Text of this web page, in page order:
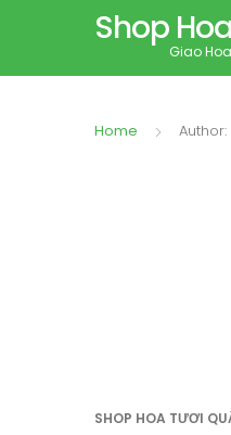
Shop
Giao
Home
SHOP HOA TƯƠI